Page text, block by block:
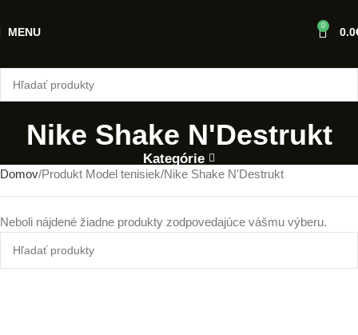
MENU 0 0.0
Nike Shake N'Destrukt
Kategórie
Domov Produkt Model tenisiek Nike Shake N'Destrukt
Neboli nájdené žiadne produkty zodpovedajúce vášmu výberu.